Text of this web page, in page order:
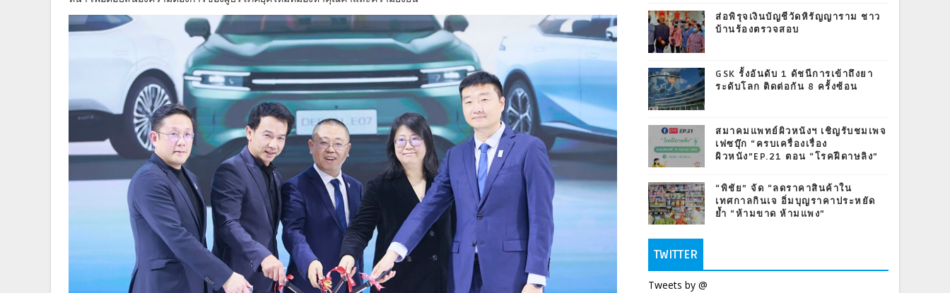
ส่อพิรุจเงินบัญชีวัดหิรัญญาราม ชาว
บ้านร้องตรวจสอบ
GSK รั้งอันดับ 1 ดัชนีการเข้าถึงยา
ระดับโลก ติดต่อกัน 8 ครั้งซ้อน
สมาคมแพทย์ผิวหนังฯ เชิญรับชมเพจ
เฟซบุ๊ก “ครบเครื่องเรื่อง
ผิวหนัง”EP.21 ตอน “โรคฝีดาษลิง”
“พิชัย” จัด “ลดราคาสินค้าใน
เทศกาลกินเจ อิ่มบุญราคาประหยัด
ย้ำ “ห้ามขาด ห้ามแพง”
TWITTER
Tweets by @